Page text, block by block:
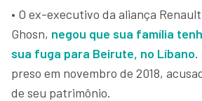
• O ex-executivo da aliança
Ghosn, negou que sua família
sua fuga para Beirute, no Líbano.
preso em novembro de 2018,
de seu patrimônio.